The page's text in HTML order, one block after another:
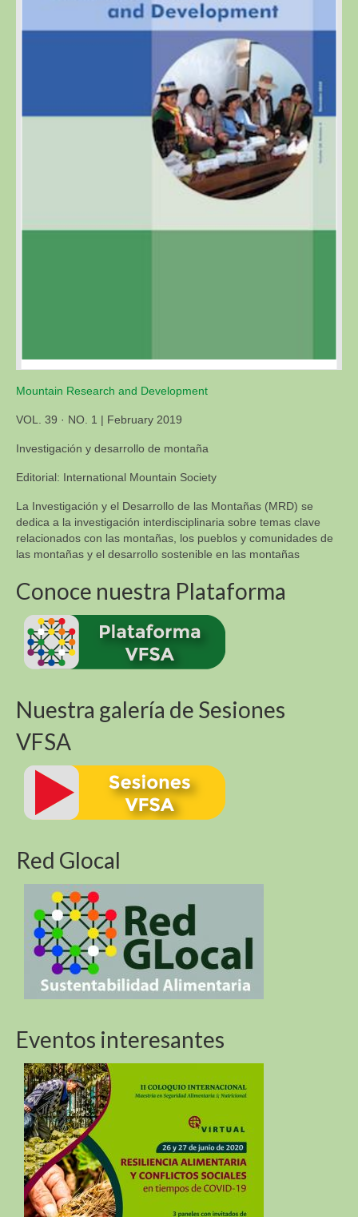
Academia Virtual para la Sustentabilidad
3. Libros y Tesis
Biodiversidad de las montañas y los Objetivos de
Desarrollo Sostenible
Sustentabilidad Alimentaria En America Del Sur y
Africa (R4D)
Mountain Research and Development
VOL. 39 · NO. 1 | February 2019
Investigación y desarrollo de montaña
Editorial: International Mountain Society
La Investigación y el Desarrollo de las Montañas (MRD) se
dedica a la investigación interdisciplinaria sobre temas clave
relacionados con las montañas, los pueblos y comunidades de
las montañas y el desarrollo sostenible en las montañas
Conoce nuestra Plataforma
Nuestra galería de Sesiones
VFSA
Red Glocal
Eventos interesantes